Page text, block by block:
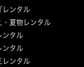
レンタル
・夏物レンタル
ンタル
ンタル
レンタル